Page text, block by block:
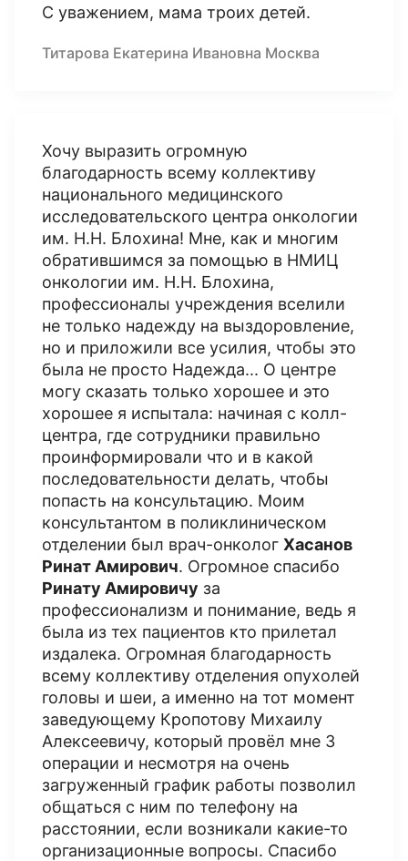
С уважением, мама троих детей.
Титарова Екатерина Ивановна Москва
Хочу выразить огромную
благодарность всему коллективу
национального медицинского
исследовательского центра онкологии
им. Н.Н. Блохина! Мне, как и многим
обратившимся за помощью в НМИЦ
онкологии им. Н.Н. Блохина,
профессионалы учреждения вселили
не только надежду на выздоровление,
но и приложили все усилия, чтобы это
была не просто Надежда... О центре
могу сказать только хорошее и это
хорошее я испытала: начиная с колл-
центра, где сотрудники правильно
проинформировали что и в какой
последовательности делать, чтобы
попасть на консультацию. Моим
консультантом в поликлиническом
отделении был врач-онколог Хасанов
Ринат Амирович. Огромное спасибо
Ринату Амировичу за
профессионализм и понимание, ведь я
была из тех пациентов кто прилетал
издалека. Огромная благодарность
всему коллективу отделения опухолей
головы и шеи, а именно на тот момент
заведующему Кропотову Михаилу
Алексеевичу, который провёл мне 3
операции и несмотря на очень
загруженный график работы позволил
общаться с ним по телефону на
расстоянии, если возникали какие-то
организационные вопросы. Спасибо